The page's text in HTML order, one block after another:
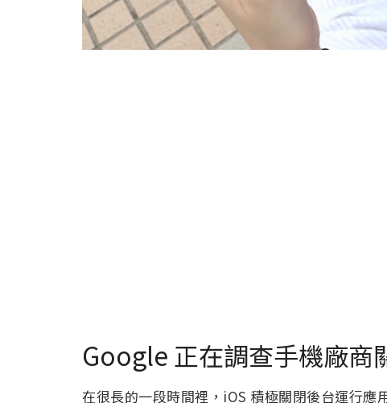
Google 正在調查手機廠商
在很長的一段時間裡，iOS 積極關閉後台運行應